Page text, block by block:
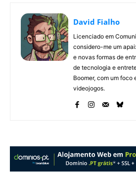
David Fialho
Licenciado em
considero-me um
e novas formas de
de tecnologia e
Boomer, com um foco
videojogos.